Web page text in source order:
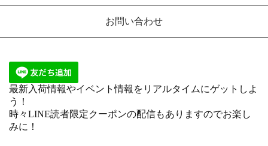
お問い合わせ